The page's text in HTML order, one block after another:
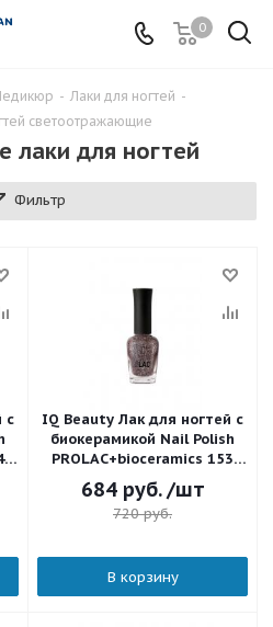
0
- Лаки для ногтей -
светоотражающие
для ногтей
Фильтр
с
IQ Beauty Лак для ногтей с
биокерамикой Nail Polish
PROLAC+bioceramics 153
Blaze Revolutionary Road
12,5 мл.
684руб. /шт
720руб.
В корзину